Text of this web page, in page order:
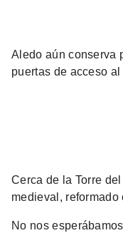
Aledo aún conserva
puertas de acceso
Cerca de la Torre
medieval,
No nos